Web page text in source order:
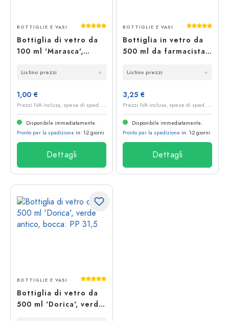
Valutazione media di 5 su 5 stelle
BOTTIGLIE E VASI
Bottiglia di vetro da
100 ml 'Marasca',
antico, bocca: PP 31,5
Listino prezzi
1,00 €
P
rezzi IVA inclusa, spese di spedizione escluse
Disponibile immediatamente.
Pronto per la spedizione in: 1-2 giorni
Dettagli
BOTTIGLIE E VASI
Bottiglia in vetro da
500 ml da farmacista,
sughero
Listino prezzi
3,25 €
P
rezzi IVA inclusa, spese di spedizione escluse
Disponibile immediatamente.
Pronto per la spedizione in: 1-2 giorni
Dettagli
Valutazione media di 5 su 5 stelle
BOTTIGLIE E VASI
Bottiglia di vetro da
500 ml 'Dorica', verde